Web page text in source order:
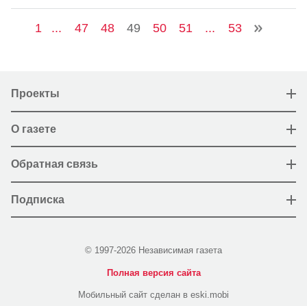
1 ... 47 48 49 50 51 ... 53
Проекты
О газете
Обратная связь
Подписка
© 1997-2026 Независимая газета
Полная версия сайта
Мобильный сайт сделан в eski.mobi